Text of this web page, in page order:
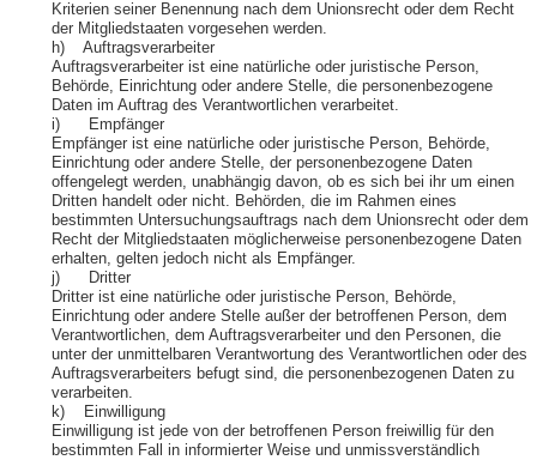
Kriterien seiner Benennung nach dem Unionsrecht oder dem Recht
der Mitgliedstaaten vorgesehen werden.
h) Auftragsverarbeiter
Auftragsverarbeiter ist eine natürliche oder juristische Person,
Behörde, Einrichtung oder andere Stelle, die personenbezogene
Daten im Auftrag des Verantwortlichen verarbeitet.
i) Empfänger
Empfänger ist eine natürliche oder juristische Person, Behörde,
Einrichtung oder andere Stelle, der personenbezogene Daten
offengelegt werden, unabhängig davon, ob es sich bei ihr um einen
Dritten handelt oder nicht. Behörden, die im Rahmen eines
bestimmten Untersuchungsauftrags nach dem Unionsrecht oder dem
Recht der Mitgliedstaaten möglicherweise personenbezogene Daten
erhalten, gelten jedoch nicht als Empfänger.
j) Dritter
Dritter ist eine natürliche oder juristische Person, Behörde,
Einrichtung oder andere Stelle außer der betroffenen Person, dem
Verantwortlichen, dem Auftragsverarbeiter und den Personen, die
unter der unmittelbaren Verantwortung des Verantwortlichen oder des
Auftragsverarbeiters befugt sind, die personenbezogenen Daten zu
verarbeiten.
k) Einwilligung
Einwilligung ist jede von der betroffenen Person freiwillig für den
bestimmten Fall in informierter Weise und unmissverständlich